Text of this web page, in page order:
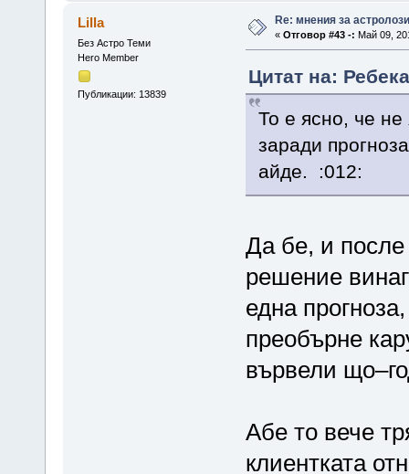
Lilla
Без Астро Теми
Hero Member
Публикации: 13839
Re: мнения за астролози
« Отговор #43 -: Май 09,
Цитат на:
То е ясно, че не
заради
айде. :012:
Да бе, и после
решение
една
преобърне
вървели
Абе то вече
клиентката